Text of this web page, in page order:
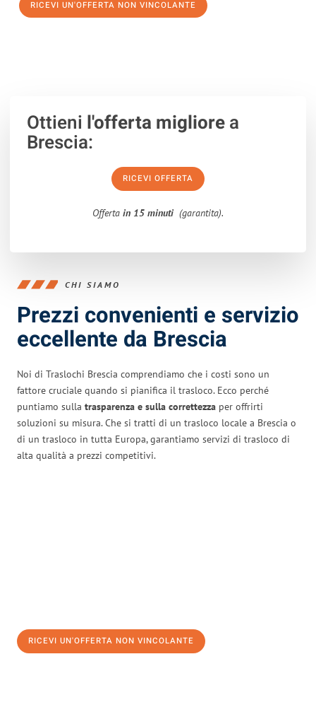
RICEVI UN'OFFERTA NON VINCOLANTE
Ottieni l'offerta migliorea
Brescia:
RICEVI OFFERTA
Offerta in 15 minuti (garantita).
CHI SIAMO
Prezzi convenienti e servizio
eccellente da Brescia
Noi di Traslochi Brescia comprendiamo che i costi sono un
fattore cruciale quando si pianifica il trasloco. Ecco perché
puntiamo sulla trasparenza e sulla correttezza per offrirti
soluzioni su misura. Che si tratti di un trasloco locale a Brescia o
di un trasloco in tutta Europa, garantiamo servizi di trasloco di
alta qualità a prezzi competitivi.
RICEVI UN'OFFERTA NON VINCOLANTE